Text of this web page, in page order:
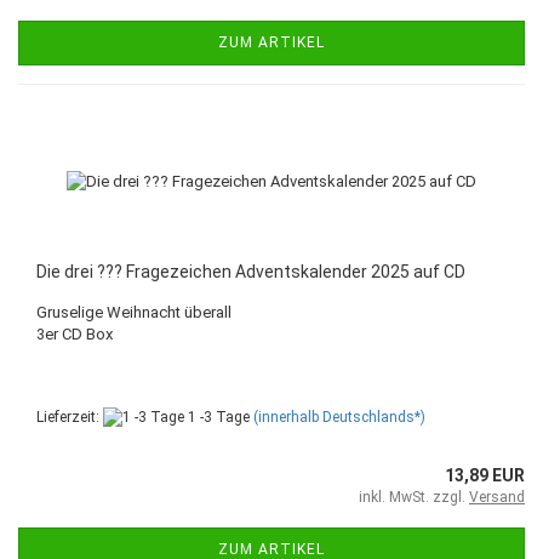
ZUM ARTIKEL
Die drei ??? Fragezeichen Adventskalender 2025 auf CD
Gruselige Weihnacht überall
3er CD Box
Lieferzeit: 1 -3 Tage (innerhalb Deutschlands*)
13,89 EUR
inkl. MwSt. zzgl. Versand
ZUM ARTIKEL